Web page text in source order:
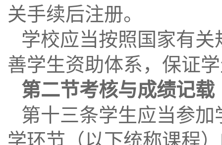
关手续后注册。
学校应当按照国家有
善学生资助体系，保证
第二节考核与成绩记载
第十三条学生应当参
学环节（以下统称课程